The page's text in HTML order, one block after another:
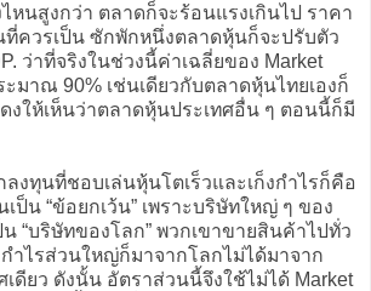
หนสูงกว่า ตลาดก็จะร้อนแรงเกินไป ราคา
ควรเป็น ซักพักหนึ่งตลาดหุ้นก็จะปรับตัว
ว่าที่จริงในช่วงนี้ค่าเฉลี่ยของ Market
มาณ 90% เช่นเดียวกับตลาดหุ้นไทยเองก็
งให้เห็นว่าตลาดหุ้นประเทศอื่น ๆ ตอนนี้ก็มี
งทุนที่ชอบเล่นหุ้นโตเร็วและเก็งกำไรก็คือ
ป็น “ข้อยกเว้น” เพราะบริษัทใหญ่ ๆ ของ
น “บริษัทของโลก” พวกเขาขายสินค้าไปทั่ว
ำไรส่วนใหญ่ก็มาจากโลกไม่ได้มาจาก
เดียว ดังนั้น อัตราส่วนนี้จึงใช้ไม่ได้ Market